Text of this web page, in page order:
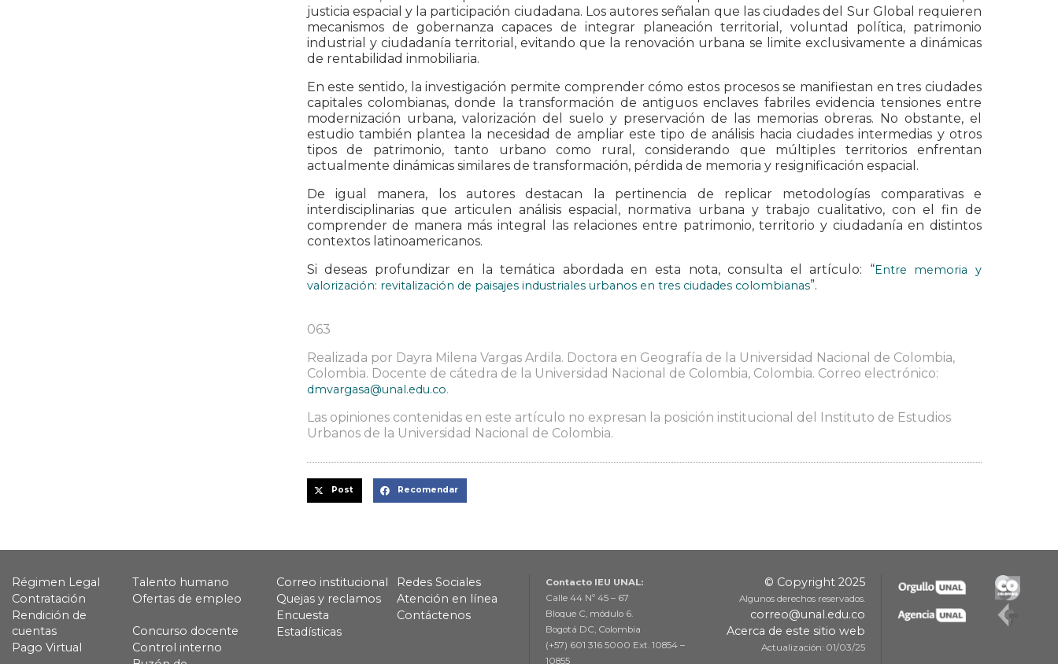
justicia espacial y la participación ciudadana. Los autores señalan que las ciudades del Sur Global requieren
mecanismos de gobernanza capaces de integrar planeación territorial, voluntad política, patrimonio
industrial y ciudadanía territorial, evitando que la renovación urbana se limite exclusivamente a dinámicas
de rentabilidad inmobiliaria.
En este sentido, la investigación permite comprender cómo estos procesos se manifiestan en tres ciudades
capitales colombianas, donde la transformación de antiguos enclaves fabriles evidencia tensiones entre
modernización urbana, valorización del suelo y preservación de las memorias obreras. No obstante, el
estudio también plantea la necesidad de ampliar este tipo de análisis hacia ciudades intermedias y otros
tipos de patrimonio, tanto urbano como rural, considerando que múltiples territorios enfrentan
actualmente dinámicas similares de transformación, pérdida de memoria y resignificación espacial.
De igual manera, los autores destacan la pertinencia de replicar metodologías comparativas e
interdisciplinarias que articulen análisis espacial, normativa urbana y trabajo cualitativo, con el fin de
comprender de manera más integral las relaciones entre patrimonio, territorio y ciudadanía en distintos
contextos latinoamericanos.
Si deseas profundizar en la temática abordada en esta nota, consulta el artículo: “Entre memoria y
valorización: revitalización de paisajes industriales urbanos en tres ciudades colombianas”.
063
Realizada por Dayra Milena Vargas Ardila. Doctora en Geografía de la Universidad Nacional de Colombia,
Colombia. Docente de cátedra de la Universidad Nacional de Colombia, Colombia. Correo electrónico:
dmvargasa@unal.edu.co.
Las opiniones contenidas en este artículo no expresan la posición institucional del Instituto de Estudios
Urbanos de la Universidad Nacional de Colombia.
Post Recomendar
Régimen Legal
Talento humano
Contratación
Ofertas de empleo
Rendición de
cuentas
Concurso docente
Pago Virtual
Control interno
Correo institucional
Redes Sociales
Quejas y reclamos
Atención en línea
Encuesta
Contáctenos
Estadísticas
Contacto IEU UNAL:
Calle 44 Nº 45 – 67
Bloque C, módulo 6.
Bogotá DC, Colombia
(+57) 601 316 5000 Ext. 10854 –
10855
© Copyright 2025
Algunos derechos reservados.
correo@unal.edu.co
Acerca de este sitio web
Actualización: 01/03/25